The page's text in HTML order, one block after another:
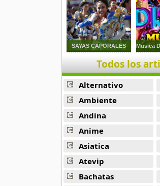
22 músicas online
Norah Jones
52 músicas online
Paul Simon
45 músicas online
Phil Collins
79 músicas online
Seleccion Baladas
46 músicas online
Susan Boyle
10 músicas online
SAYAS CAPORALES
Todos los
Alternativo
Ambiente
Andina
Anime
Asiatica
Atevip
Bachatas